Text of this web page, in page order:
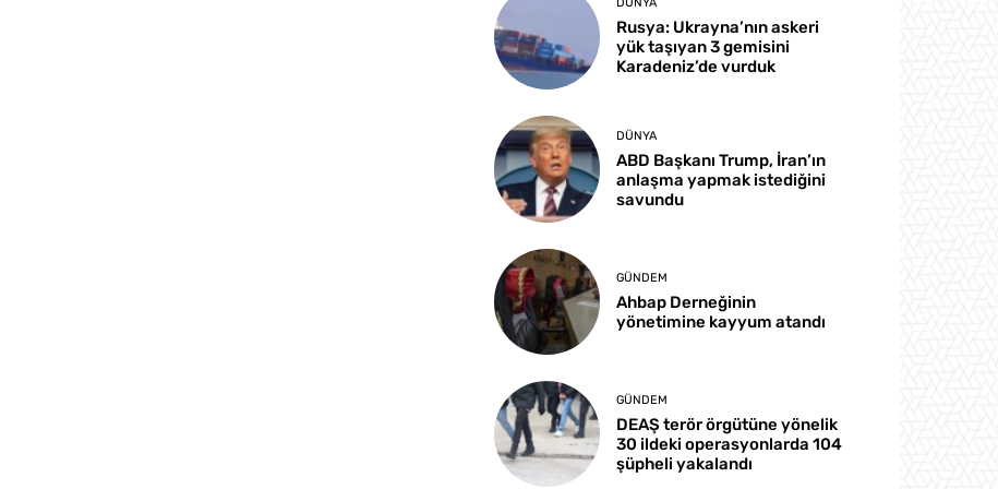
DÜNYA
Rusya: Ukrayna’nın askeri
yük taşıyan 3 gemisini
Karadeniz’de vurduk
DÜNYA
ABD Başkanı Trump, İran’ın
anlaşma yapmak istediğini
savundu
GÜNDEM
Ahbap Derneğinin
yönetimine kayyum atandı
GÜNDEM
DEAŞ terör örgütüne yönelik
30 ildeki operasyonlarda 104
şüpheli yakalandı